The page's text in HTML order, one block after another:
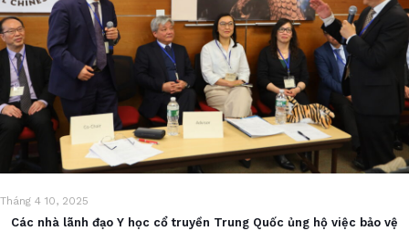
Tháng 4 10, 2025
Các nhà lãnh đạo Y học cổ truyền Trung Quốc ủng hộ việc bảo vệ